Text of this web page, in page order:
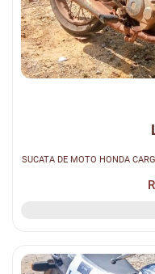
SUCATA DE MOTO HONDA